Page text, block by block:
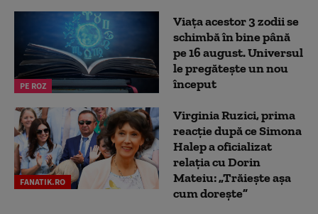
PE ROZ
Viața acestor 3 zodii se
schimbă în bine până
pe 16 august. Universul
le pregătește un nou
început
FANATIK.RO
Virginia Ruzici, prima
reacție după ce Simona
Halep a oficializat
relația cu Dorin
Mateiu: „Trăiește așa
cum dorește”